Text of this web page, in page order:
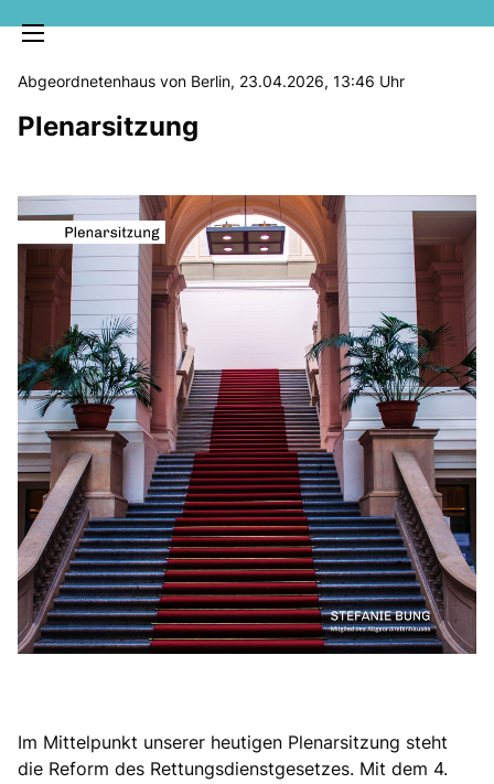
SOZIALE MEDIEN
Abgeordnetenhaus von Berlin, 23.04.2026, 13:46 Uhr
Plenarsitzung
Im Mittelpunkt unserer heutigen Plenarsitzung steht
die Reform des Rettungsdienstgesetzes. Mit dem 4.